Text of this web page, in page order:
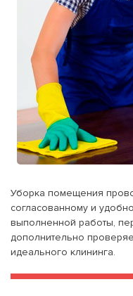
Уборка помещения
согласованному и
выполненной работы,
дополнительно
идеального клининга.